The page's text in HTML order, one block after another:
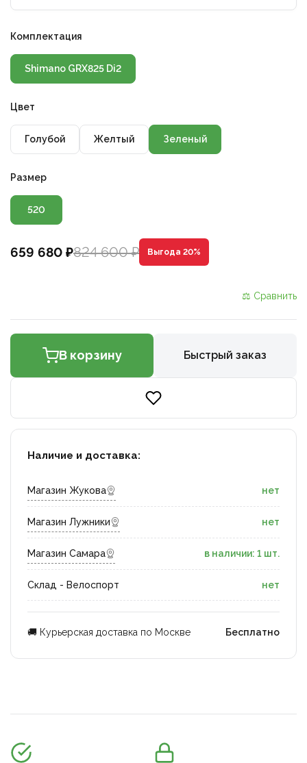
Комплектация
Shimano GRX825 Di2
Цвет
Голубой Желтый Зеленый
Размер
520
659 680 ₽824 600 ₽ Выгода 20%
⚖ Сравнить
В корзину Быстрый заказ
Наличие и доставка:
Магазин Жукова нет
Магазин Лужники нет
Магазин Самара в наличии: 1 шт.
Склад - Велоспорт нет
🚚 Курьерская доставка по Москве Бесплатно